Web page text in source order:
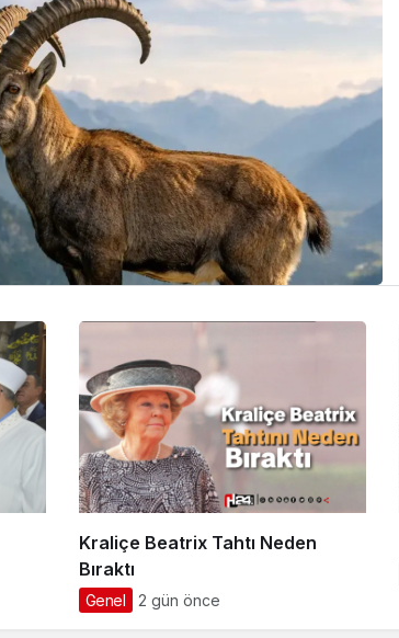
Kraliçe Beatrix Tahtı Neden
Bıraktı
Genel 2 gün önce